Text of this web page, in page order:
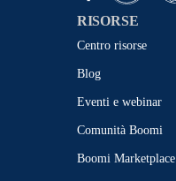
RISORSE
Centro risorse
Blog
Eventi e webinar
Comunità Boomi
Boomi Marketplace